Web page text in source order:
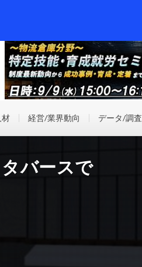
材 経営/業界動向 データ/調査
バースで